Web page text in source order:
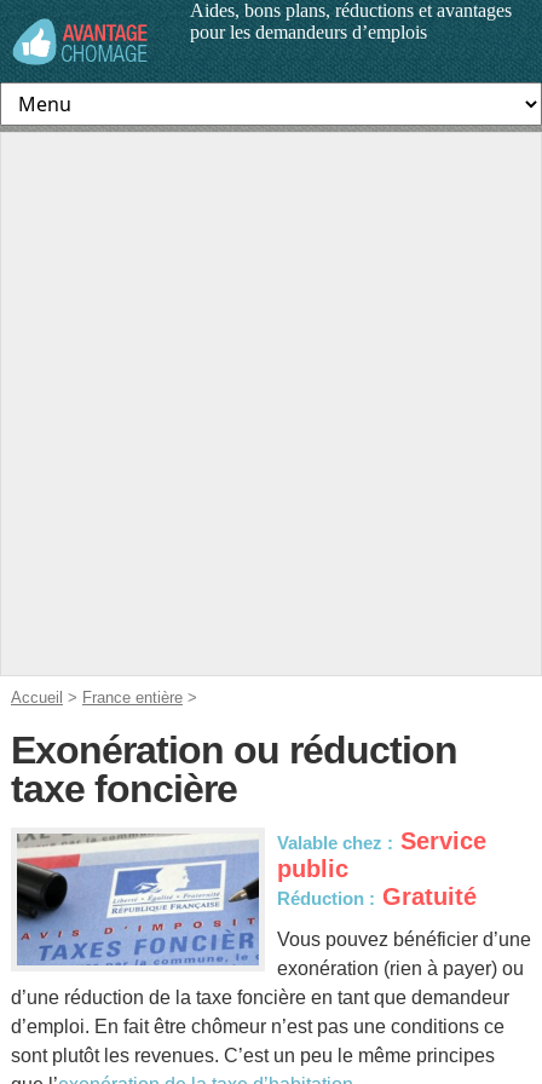
Aides, bons plans, réductions et avantages
pour les demandeurs d’emplois
Accueil > France entière>
Exonération ou réduction
taxe foncière
Valable chez : Service
public
Réduction : Gratuité
Vous pouvez bénéficier d’une
exonération (rien à payer) ou
d’une réduction de la taxe foncière en tant que demandeur
d’emploi. En fait être chômeur n’est pas une conditions ce
sont plutôt les revenues. C’est un peu le même principes